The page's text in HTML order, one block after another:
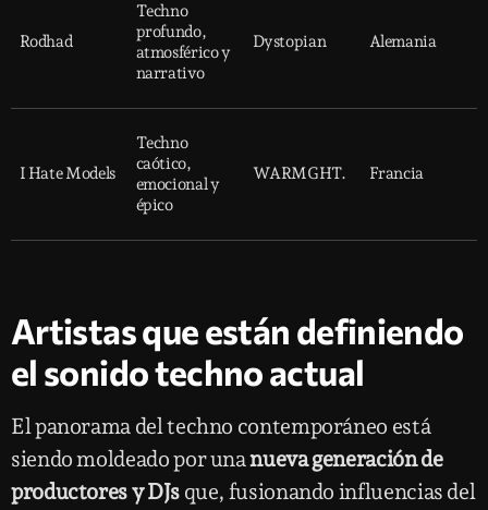
Rodhad
Techno
profundo,
atmosférico y
narrativo
Dystopian Alemania
I Hate Models
Techno
caótico,
emocional y
épico
WARMGHT. Francia
Artistas que están definiendo
el sonido techno actual
El panorama del techno contemporáneo está
siendo moldeado por unanueva generación de
productores y DJsque, fusionando influencias del